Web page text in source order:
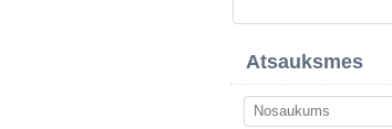
Atsauksmes